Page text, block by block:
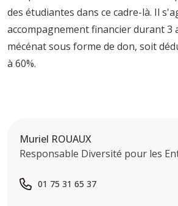
des étudiantes dans ce cadre-là. Il
accompagnement financier durant 3
mécénat sous forme de don, soit
à 60%.
Muriel ROUAUX
Responsable Diversité pour les
01 75 31 65 37